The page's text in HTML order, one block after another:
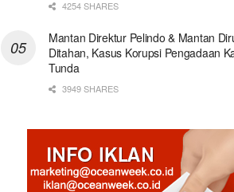
4254 SHARES
Mantan Direktur Pelindo & Mantan
Ditahan, Kasus Korupsi Pengadaan
Tunda
3949 SHARES